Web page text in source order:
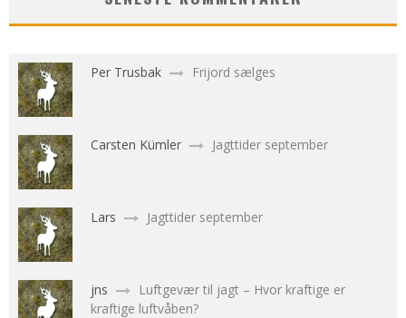
Per Trusbak Frijord sælges
Carsten Kümler Jagttider september
Lars Jagttider september
jns
Luftgevær til jagt – Hvor kraftige er
kraftige luftvåben?